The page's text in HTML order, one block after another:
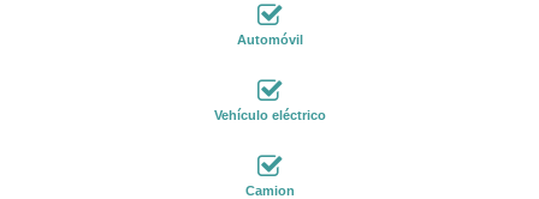
Automóvil
Vehículo eléctrico
Camion